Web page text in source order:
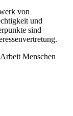
von
und
sind
Menschen